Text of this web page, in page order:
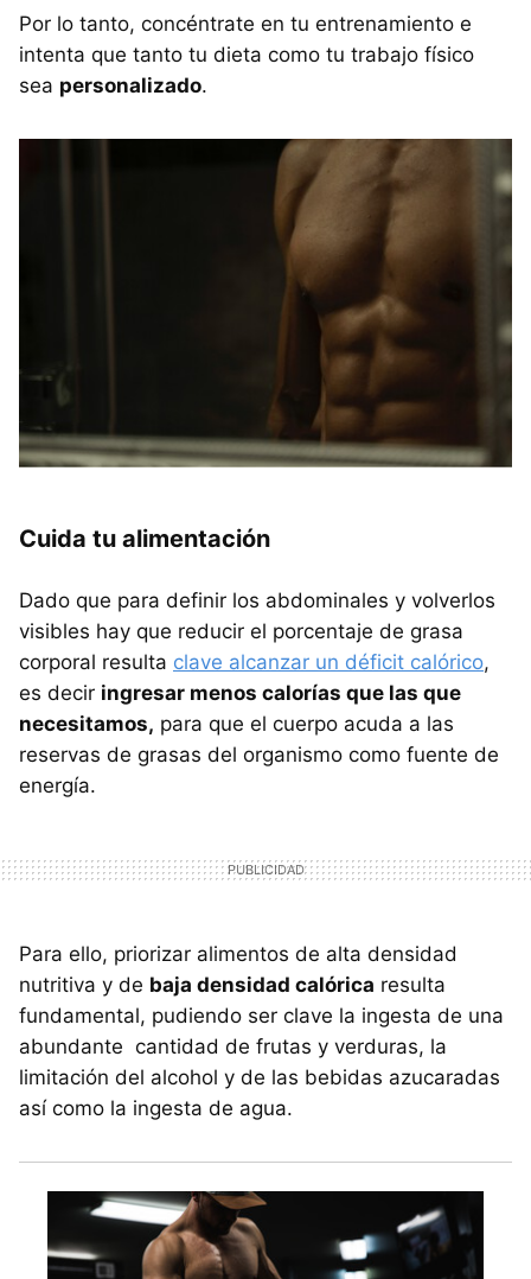
Por lo tanto, concéntrate en tu entrenamiento e
intenta que tanto tu dieta como tu trabajo físico
sea personalizado.
Cuida tu alimentación
Dado que para definir los abdominales y volverlos
visibles hay que reducir el porcentaje de grasa
corporal resulta clave alcanzar un déficit calórico,
es decir ingresar menos calorías que las que
necesitamos, para que el cuerpo acuda a las
reservas de grasas del organismo como fuente de
energía.
Para ello, priorizar alimentos de alta densidad
nutritiva y de baja densidad calórica resulta
fundamental, pudiendo ser clave la ingesta de una
abundante cantidad de frutas y verduras, la
limitación del alcohol y de las bebidas azucaradas
así como la ingesta de agua.